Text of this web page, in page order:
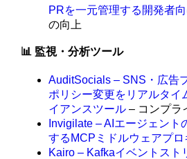
PRを一元管理する開発者
の向上
📊 監視・分析ツール
AuditSocials – SNS・広告
ポリシー変更をリアルタイ
イアンスツール – コンプラ
Invigilate – AIエージェント
するMCPミドルウェアプロ
Kairo – Kafkaイベントスト